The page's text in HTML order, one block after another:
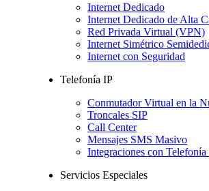
Internet Dedicado
Internet Dedicado de Alta
Red Privada Virtual (VPN)
Internet Simétrico
Internet con Seguridad
Telefonía IP
Conmutador Virtual en la
Troncales SIP
Call Center
Mensajes SMS Masivo
Integraciones con Telefonía
Servicios Especiales